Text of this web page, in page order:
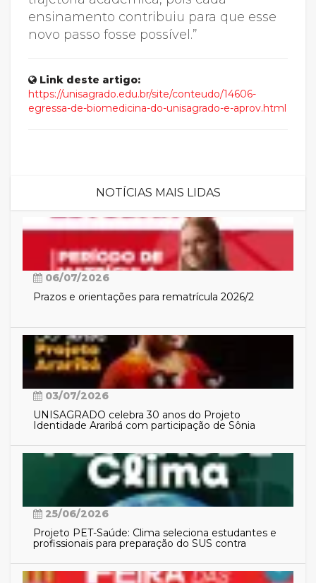
ensinamento contribuiu para que esse
novo passo fosse possível.”
Link deste artigo:
https://unisagrado.edu.br/site/conteudo/14606-
egressa-de-biomedicina-do-unisagrado-e-aprov.html
NOTÍCIAS MAIS LIDAS
06/07/2026
Prazos e orientações para rematrícula 2026/2
03/07/2026
UNISAGRADO celebra 30 anos do Projeto
Identidade Araribá com participação de Sônia
25/06/2026
Projeto PET-Saúde: Clima seleciona estudantes e
profissionais para preparação do SUS contra